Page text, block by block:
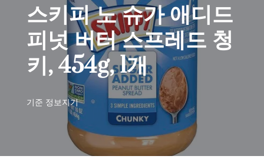
스키피 노 슈가 애디드
피넛 버터 스프레드 청
키, 454g, 1개
기준 정보지기